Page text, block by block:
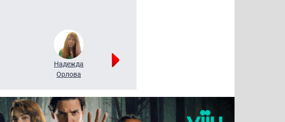
Надежда
Орлова